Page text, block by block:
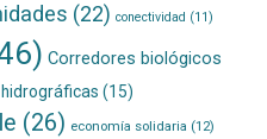
(22) conectividad (11)
Corredores biológicos
(15)
(26) economía solidaria (12)